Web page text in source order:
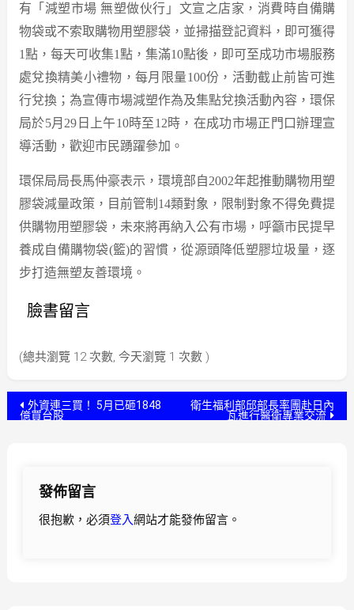
有「減塑市場 無塑做伙行」文宣之店家，消費時自備購
物袋或不索取購物用塑膠袋，並掃描登記資料，即可獲得
1點，每天可收集1點，集滿10點後，即可至成功市場服務
處兌換精美小禮物，每月限量100份，活動截止前皆可進
行兌換；為宣傳市場減塑作為及集點兌換活動內容，環保
局於5月29日上午10時至12時，在成功市場正門口辦理宣
導活動，歡迎市民踴躍參加。
環保局局長馬仲豪表示，環境部自2002年起推動購物用塑
膠袋減量政策，目前管制14類對象，限制對象不得免費提
供購物用塑膠袋，未來將再納入公有市場，呼籲市民提早
養成自備購物袋(籃)的習慣，從源頭降低塑膠垃圾量，逐
步打造無塑友善環境。
臉書留言
(總共瀏覽 12 次數, 今天瀏覽 1 次數 )
文外資連三買！ 5月已砸1848
億買台股
衛生福利部邱部長率團赴日內
瓦進行醫衛專業交流
發佈留言
很抱歉，必須登入網站才能發佈留言。